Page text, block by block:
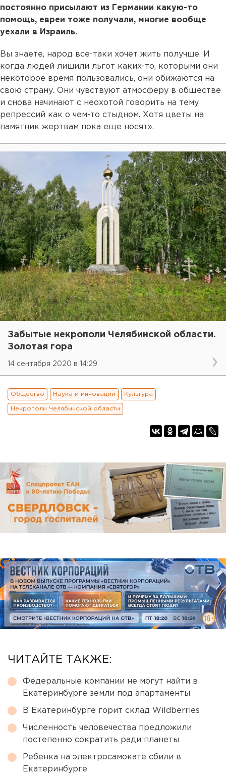
постоянно присылают из Германии какую-то
помощь, евреи тоже получали, многие вообще
уехали в Израиль.
Вы знаете, народ все-таки хочет жить получше. И
когда людей лишили льгот каких-то, которыми они
некоторое время пользовались, они обижаются на
свою страну. Они чувствуют атмосферу в обществе
и снова начинают с неохотой говорить на тему
репрессий как о чем-то стыдном. Хотя цветы на
памятник жертвам пока еще носят».
Забытые некрополи Челябинской области.
Золотая гора
14 сентября 2020 в 14:29
Общество Наука и инновации Культура
Некрополи Челябинской области
ЧИТАЙТЕ ТАКЖЕ:
Федеральные компании не могут найти в
Екатеринбурге земли под апартаменты
В Екатеринбурге горит склад Wildberries
Численность человечества предложили
постепенно сократить ради планеты
Ребенка на электросамокате сбили в
Екатеринбурге